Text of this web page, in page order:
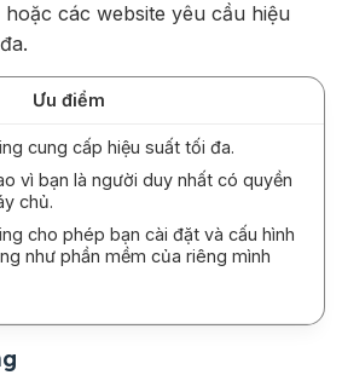
các website yêu cầu hiệu
Ưu điểm
cung cấp hiệu suất tối đa.
vì bạn là người duy nhất có quyền
chủ.
cho phép bạn cài đặt và cấu hình
như phần mềm của riêng mình